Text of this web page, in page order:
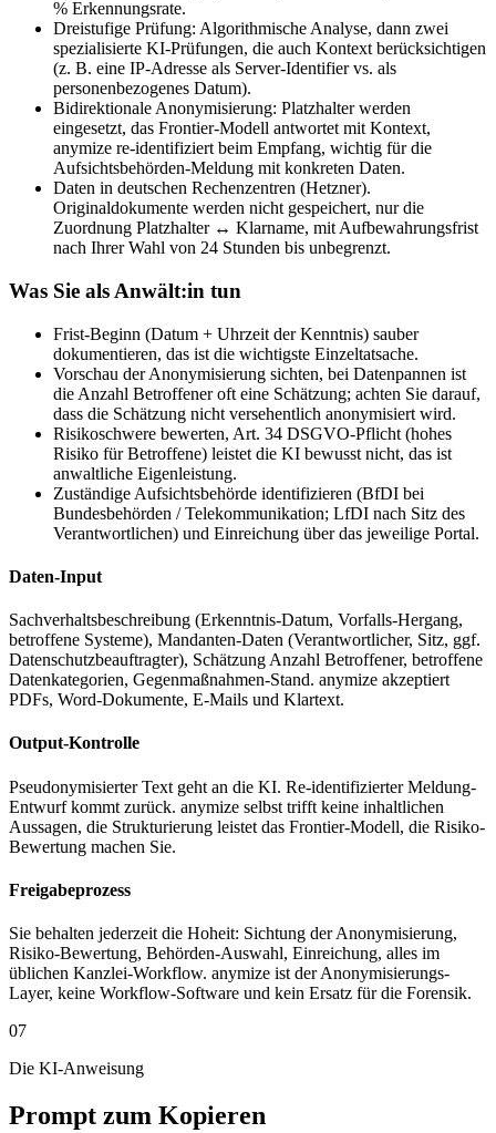
% Erkennungsrate.
Dreistufige Prüfung: Algorithmische Analyse, dann zwei
spezialisierte KI-Prüfungen, die auch Kontext berücksichtigen
(z. B. eine IP-Adresse als Server-Identifier vs. als
personenbezogenes Datum).
Bidirektionale Anonymisierung: Platzhalter werden
eingesetzt, das Frontier-Modell antwortet mit Kontext,
anymize re-identifiziert beim Empfang, wichtig für die
Aufsichtsbehörden-Meldung mit konkreten Daten.
Daten in deutschen Rechenzentren (Hetzner).
Originaldokumente werden nicht gespeichert, nur die
Zuordnung Platzhalter ↔ Klarname, mit Aufbewahrungsfrist
nach Ihrer Wahl von 24 Stunden bis unbegrenzt.
Was Sie als Anwält:in tun
Frist-Beginn (Datum + Uhrzeit der Kenntnis) sauber
dokumentieren, das ist die wichtigste Einzeltatsache.
Vorschau der Anonymisierung sichten, bei Datenpannen ist
die Anzahl Betroffener oft eine Schätzung; achten Sie darauf,
dass die Schätzung nicht versehentlich anonymisiert wird.
Risikoschwere bewerten, Art. 34 DSGVO-Pflicht (hohes
Risiko für Betroffene) leistet die KI bewusst nicht, das ist
anwaltliche Eigenleistung.
Zuständige Aufsichtsbehörde identifizieren (BfDI bei
Bundesbehörden / Telekommunikation; LfDI nach Sitz des
Verantwortlichen) und Einreichung über das jeweilige Portal.
Daten-Input
Sachverhaltsbeschreibung (Erkenntnis-Datum, Vorfalls-Hergang,
betroffene Systeme), Mandanten-Daten (Verantwortlicher, Sitz, ggf.
Datenschutzbeauftragter), Schätzung Anzahl Betroffener, betroffene
Datenkategorien, Gegenmaßnahmen-Stand. anymize akzeptiert
PDFs, Word-Dokumente, E-Mails und Klartext.
Output-Kontrolle
Pseudonymisierter Text geht an die KI. Re-identifizierter Meldung-
Entwurf kommt zurück. anymize selbst trifft keine inhaltlichen
Aussagen, die Strukturierung leistet das Frontier-Modell, die Risiko-
Bewertung machen Sie.
Freigabeprozess
Sie behalten jederzeit die Hoheit: Sichtung der Anonymisierung,
Risiko-Bewertung, Behörden-Auswahl, Einreichung, alles im
üblichen Kanzlei-Workflow. anymize ist der Anonymisierungs-
Layer, keine Workflow-Software und kein Ersatz für die Forensik.
07
Die KI-Anweisung
Prompt zum Kopieren